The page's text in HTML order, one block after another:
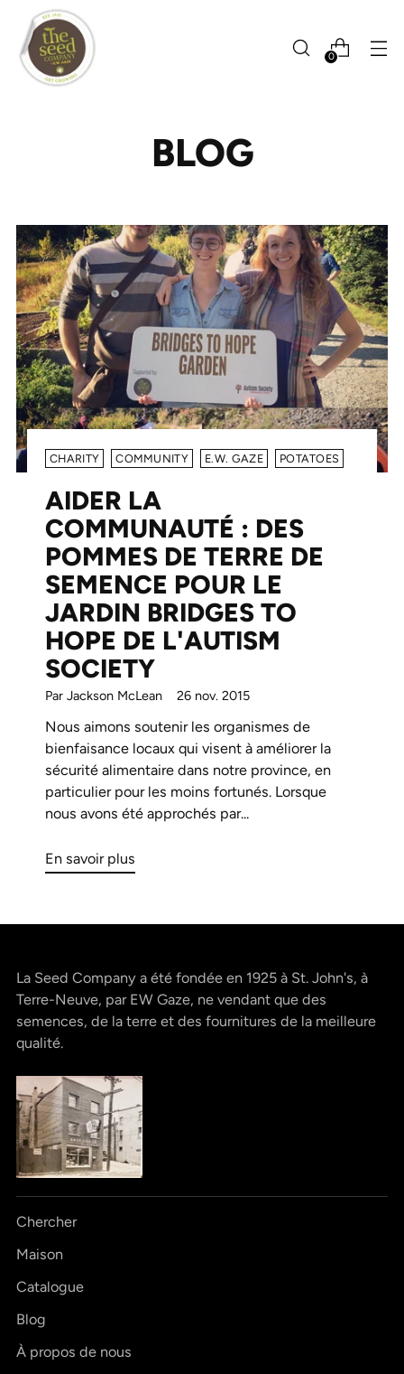
0
BLOG
CHARITY COMMUNITY E.W. GAZE POTATOES
AIDER LA
COMMUNAUTÉ : DES
POMMES DE TERRE DE
SEMENCE POUR LE
JARDIN BRIDGES TO
HOPE DE L'AUTISM
SOCIETY
Par Jackson McLean 26 nov. 2015
Nous aimons soutenir les organismes de
bienfaisance locaux qui visent à améliorer la
sécurité alimentaire dans notre province, en
particulier pour les moins fortunés. Lorsque
nous avons été approchés par...
En savoir plus
La Seed Company a été fondée en 1925 à St. John's, à
Terre-Neuve, par EW Gaze, ne vendant que des
semences, de la terre et des fournitures de la meilleure
qualité.
Chercher
Maison
Catalogue
Blog
À propos de nous